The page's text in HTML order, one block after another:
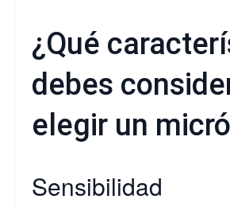
¿Qué
debes
elegir un
Sensibilidad